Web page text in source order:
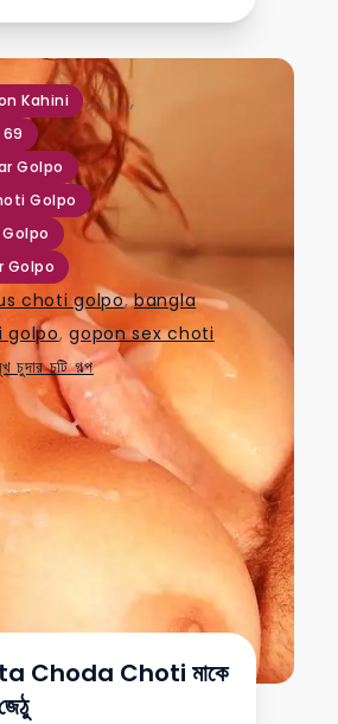
Kahini ,,
Golpo
,
Golpo
,,
Golpo
choti golpo,bangla
golpo,gopon sex choti
চুদার চটি গল্প
Choda Choti মাকে